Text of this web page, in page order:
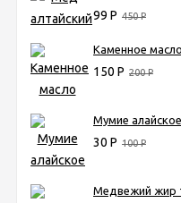
99 Р 450Р
Каменное масло
150 Р 200Р
Мумие алайское
30 Р 100Р
Медвежий жир